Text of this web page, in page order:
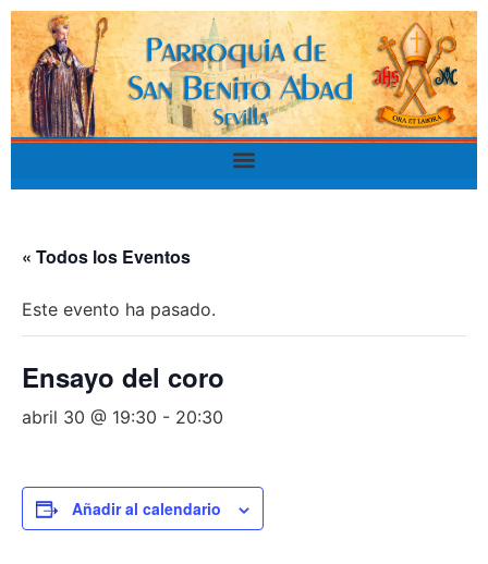
« Todos los Eventos
Este evento ha pasado.
Ensayo del coro
abril 30 @ 19:30 - 20:30
Añadir al calendario